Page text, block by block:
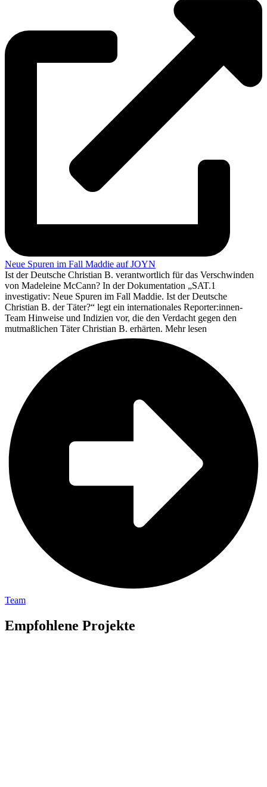
Neue Spuren im Fall Maddie auf JOYN
Ist der Deutsche Christian B. verantwortlich für das Verschwinden
von Madeleine McCann? In der Dokumentation „SAT.1
investigativ: Neue Spuren im Fall Maddie. Ist der Deutsche
Christian B. der Täter?“ legt ein internationales Reporter:innen-
Team Hinweise und Indizien vor, die den Verdacht gegen den
mutmaßlichen Täter Christian B. erhärten. Mehr lesen
Team
Empfohlene Projekte